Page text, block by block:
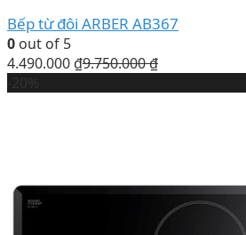
Bếp từ đôi ARBER AB367
0 out of 5
4.490.000 ₫9.750.000₫